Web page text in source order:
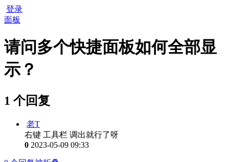
登录
面板
请问多个快捷面板如何全部显
示？
1 个回复
老T
右键 工具栏 调出就行了呀
0 2023-05-09 09:33